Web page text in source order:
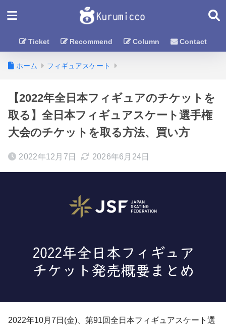
Ticket Recommend Column Contact
ホーム フィギュアスケート
【2022年全日本フィギュアのチケットを
取る】全日本フィギュアスケート選手権
大会のチケットを取る方法、買い方
2022年12月7日 2026年6月24日
2022年10月7日(金)、第91回全日本フィギュアスケート選